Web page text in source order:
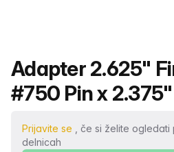
Ime izdelka
Adapter 2.625"
#750 Pin x
Prijavite se , če si želite
delnicah